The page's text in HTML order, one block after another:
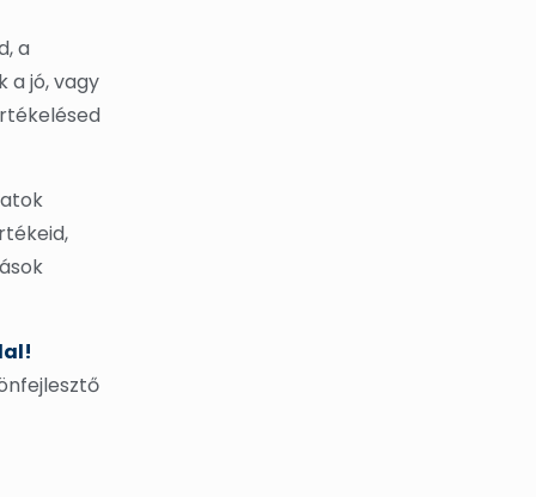
a
a jó, vagy